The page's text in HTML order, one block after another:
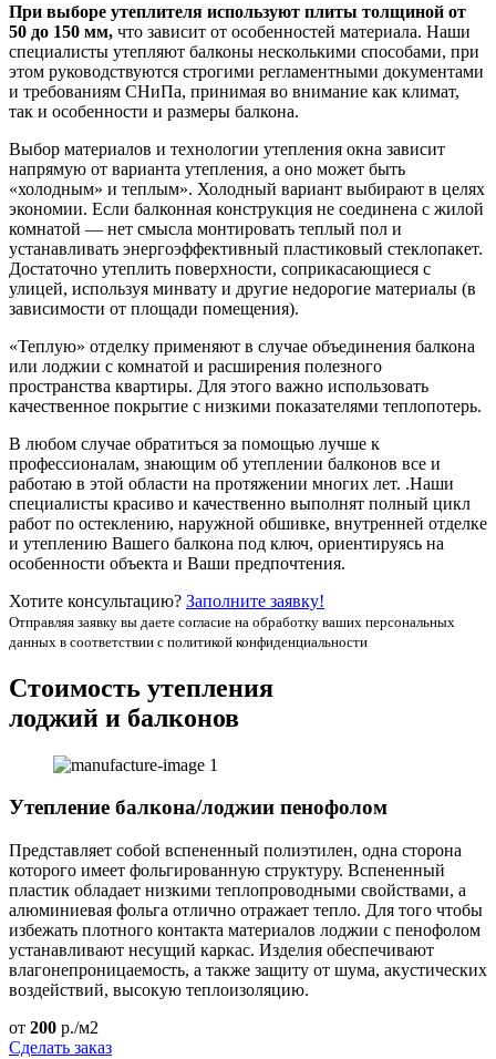
При выборе утеплителя используют плиты толщиной от
50 до 150 мм, что зависит от особенностей материала. Наши
специалисты утепляют балконы несколькими способами, при
этом руководствуются строгими регламентными документами
и требованиям СНиПа, принимая во внимание как климат,
так и особенности и размеры балкона.
Выбор материалов и технологии утепления окна зависит
напрямую от варианта утепления, а оно может быть
«холодным» и теплым». Холодный вариант выбирают в целях
экономии. Если балконная конструкция не соединена с жилой
комнатой — нет смысла монтировать теплый пол и
устанавливать энергоэффективный пластиковый стеклопакет.
Достаточно утеплить поверхности, соприкасающиеся с
улицей, используя минвату и другие недорогие материалы (в
зависимости от площади помещения).
«Теплую» отделку применяют в случае объединения балкона
или лоджии с комнатой и расширения полезного
пространства квартиры. Для этого важно использовать
качественное покрытие с низкими показателями теплопотерь.
В любом случае обратиться за помощью лучше к
профессионалам, знающим об утеплении балконов все и
работаю в этой области на протяжении многих лет. .Наши
специалисты красиво и качественно выполнят полный цикл
работ по остеклению, наружной обшивке, внутренней отделке
и утеплению Вашего балкона под ключ, ориентируясь на
особенности объекта и Ваши предпочтения.
Хотите консультацию? Заполните заявку!
Отправляя заявку вы даете согласие на обработку ваших персональных
данных в соответствии с политикой конфиденциальности
Стоимость утепления
лоджий и балконов
Утепление балкона/лоджии пенофолом
Представляет собой вспененный полиэтилен, одна сторона
которого имеет фольгированную структуру. Вспененный
пластик обладает низкими теплопроводными свойствами, а
алюминиевая фольга отлично отражает тепло. Для того чтобы
избежать плотного контакта материалов лоджии с пенофолом
устанавливают несущий каркас. Изделия обеспечивают
влагонепроницаемость, а также защиту от шума, акустических
воздействий, высокую теплоизоляцию.
от 200 р./м2
Сделать заказ